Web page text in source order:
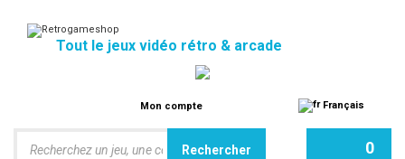
Tout le jeux vidéo rétro & arcade
Mon compte Français
0